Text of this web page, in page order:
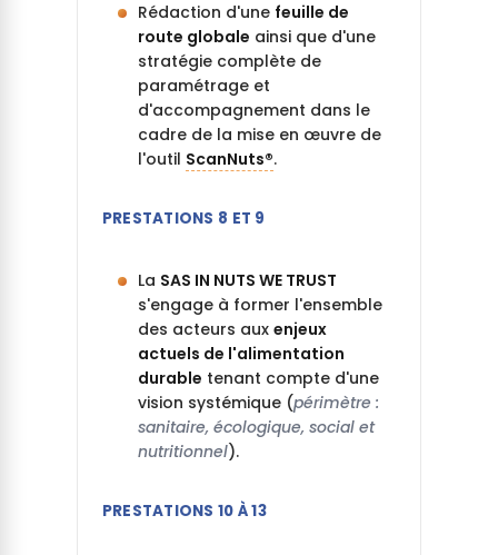
Rédaction d'une feuille de
route globale ainsi que d'une
stratégie complète de
paramétrage et
d'accompagnement dans le
cadre de la mise en œuvre de
l'outil ScanNuts®.
PRESTATIONS 8 ET 9
La SAS IN NUTS WE TRUST
s'engage à former l'ensemble
des acteurs aux enjeux
actuels de l'alimentation
durable tenant compte d'une
vision systémique (périmètre :
sanitaire, écologique, social et
nutritionnel).
PRESTATIONS 10 À 13